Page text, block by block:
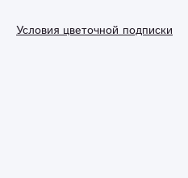
Условия цветочной подписки